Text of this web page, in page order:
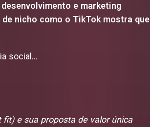
e marketing
nicho como o TikTok mostra que
social...
e sua proposta de valor única